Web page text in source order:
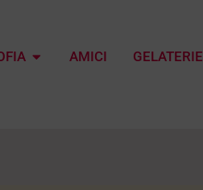
AMICI GELATERIE